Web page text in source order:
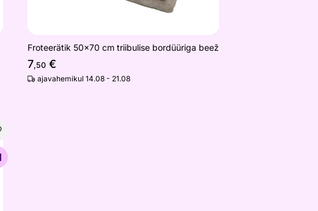
Froteerätik 50x70 cm triibulise bordüüriga beež
7,50€
ajavahemikul 14.08 - 21.08